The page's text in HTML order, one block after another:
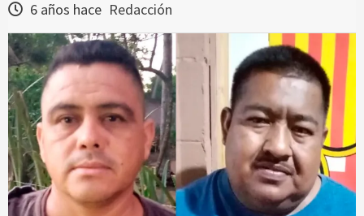
6 años hace Redacción